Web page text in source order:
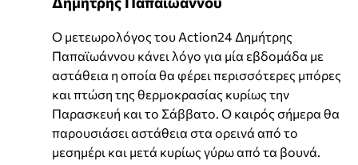
Ο μετεωρολόγος του Action24 Δημήτρης
Παπαϊωάννου κάνει λόγο για μία εβδομάδα με
αστάθεια η οποία θα φέρει περισσότερες μπόρες
και πτώση της θερμοκρασίας κυρίως την
Παρασκευή και το Σάββατο. Ο καιρός σήμερα θα
παρουσιάσει αστάθεια στα ορεινά από το
μεσημέρι και μετά κυρίως γύρω από τα βουνά.